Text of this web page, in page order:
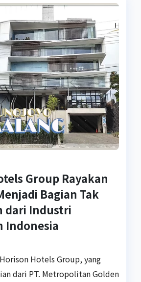
Group Rayakan
Bagian Tak
dari Industri
Indonesia
Hotels Group, yang
dari PT. Metropolitan Golden